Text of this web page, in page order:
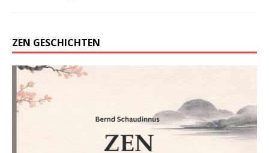
ZEN GESCHICHTEN